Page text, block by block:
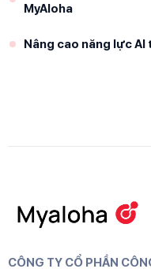
MyAloha
Nâng cao năng lực
CÔNG TY CỔ PHẦN